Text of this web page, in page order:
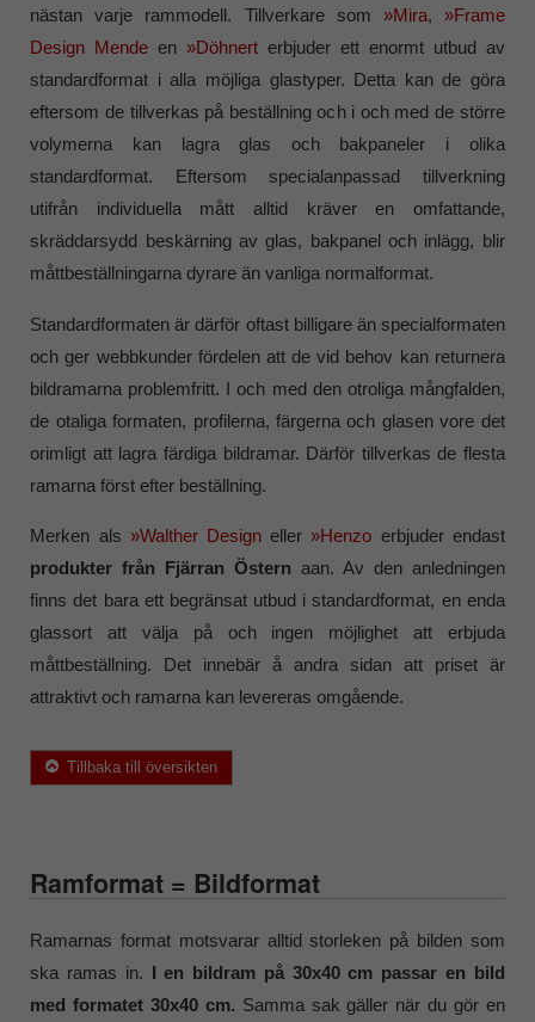
nästan varje rammodell. Tillverkare som »Mira, »Frame
Design Mende en »Döhnert erbjuder ett enormt utbud av
standardformat i alla möjliga glastyper. Detta kan de göra
eftersom de tillverkas på beställning och i och med de större
volymerna kan lagra glas och bakpaneler i olika
standardformat. Eftersom specialanpassad tillverkning
utifrån individuella mått alltid kräver en omfattande,
skräddarsydd beskärning av glas, bakpanel och inlägg, blir
måttbeställningarna dyrare än vanliga normalformat.
Standardformaten är därför oftast billigare än specialformaten
och ger webbkunder fördelen att de vid behov kan returnera
bildramarna problemfritt. I och med den otroliga mångfalden,
de otaliga formaten, profilerna, färgerna och glasen vore det
orimligt att lagra färdiga bildramar. Därför tillverkas de flesta
ramarna först efter beställning.
Merken als »Walther Designeller »Henzo erbjuder endast
produkter från Fjärran Östern aan. Av den anledningen
finns det bara ett begränsat utbud i standardformat, en enda
glassort att välja på och ingen möjlighet att erbjuda
måttbeställning. Det innebär å andra sidan att priset är
attraktivt och ramarna kan levereras omgående.
Tillbaka till översikten
Ramformat = Bildformat
Ramarnas format motsvarar alltid storleken på bilden som
ska ramas in. I en bildram på 30x40 cm passar en bild
med formatet 30x40 cm. Samma sak gäller när du gör en